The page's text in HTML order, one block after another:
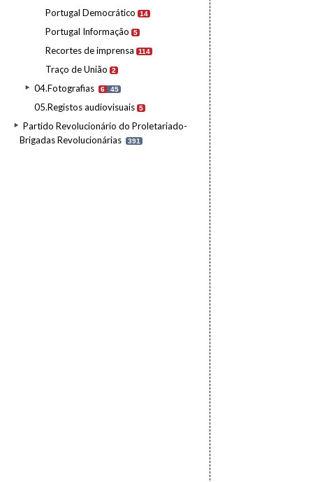
Portugal Democrático 14
Portugal Informação 5
Recortes de imprensa 114
Traço de União 2
04.Fotografias 6 45
05.Registos audiovisuais 5
Partido Revolucionário do Proletariado-
Brigadas Revolucionárias
391